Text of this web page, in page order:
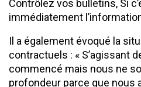
Contrôlez vos bulletins, Si
immédiatement
Il a également évoqué la
contractuels : « S’agissant
commencé mais nous ne
profondeur parce que nous